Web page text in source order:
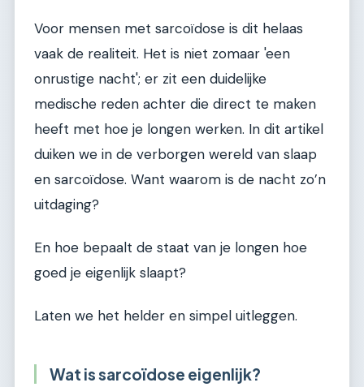
Voor mensen met sarcoïdose is dit helaas
vaak de realiteit. Het is niet zomaar 'een
onrustige nacht'; er zit een duidelijke
medische reden achter die direct te maken
heeft met hoe je longen werken. In dit artikel
duiken we in de verborgen wereld van slaap
en sarcoïdose. Want waarom is de nacht zo’n
uitdaging?
En hoe bepaalt de staat van je longen hoe
goed je eigenlijk slaapt?
Laten we het helder en simpel uitleggen.
Wat is sarcoïdose eigenlijk?